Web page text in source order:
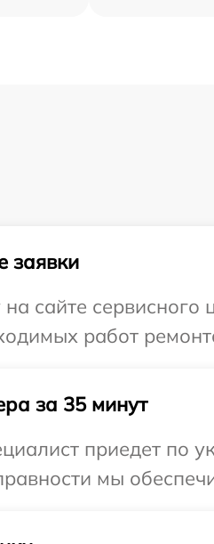
заявки
на сайте
работ
за 35 минут
приедет по
мы